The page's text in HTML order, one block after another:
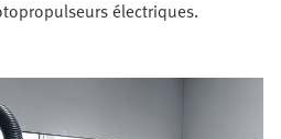
électriques.